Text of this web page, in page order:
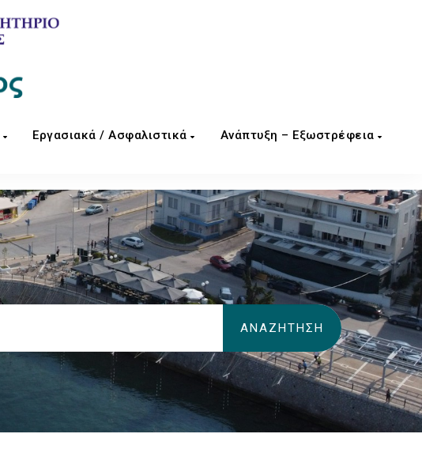
Εργασιακά / Ασφαλιστικά Ανάπτυξη – Εξωστρέφεια